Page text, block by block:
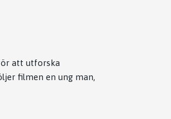
att utforska
filmen en ung man,